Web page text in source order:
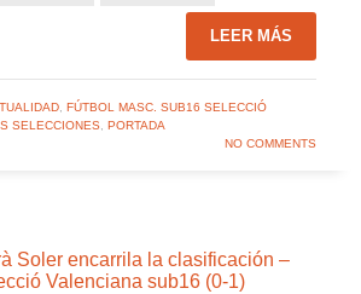
LEER MÁS
, FÚTBOL MASC. SUB16 SELECCIÓ
SELECCIONES, PORTADA
NO COMMENTS
Soler encarrila la clasificación –
Valenciana sub16 (0-1)